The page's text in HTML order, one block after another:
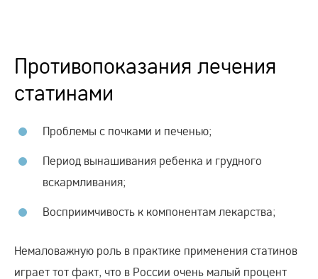
Противопоказания лечения
статинами
Проблемы с почками и печенью;
Период вынашивания ребенка и грудного
вскармливания;
Восприимчивость к компонентам лекарства;
Немаловажную роль в практике применения статинов
играет тот факт, что в России очень малый процент